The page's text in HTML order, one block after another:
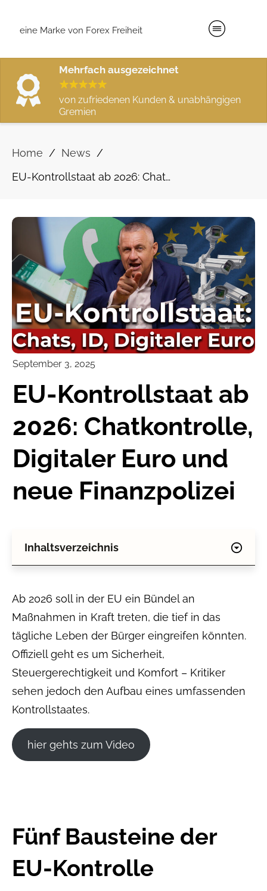
eine Marke von Forex Freiheit
Mehrfach ausgezeichnet
von zufriedenen Kunden & unabhängigen
Gremien
Home / News /
EU-Kontrollstaat ab 2026: Chatkontrolle, Digitaler Euro und neue Finanzpolizei
September 3, 2025
EU-Kontrollstaat ab
2026: Chatkontrolle,
Digitaler Euro und
neue Finanzpolizei
Inhaltsverzeichnis
Ab 2026 soll in der EU ein Bündel an
Maßnahmen in Kraft treten, die tief in das
tägliche Leben der Bürger eingreifen könnten.
Offiziell geht es um Sicherheit,
Steuergerechtigkeit und Komfort – Kritiker
sehen jedoch den Aufbau eines umfassenden
Kontrollstaates.
hier gehts zum Video
Fünf Bausteine der
EU-Kontrolle